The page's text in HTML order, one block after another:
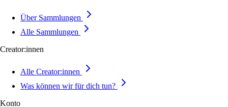
Über Sammlungen
Alle Sammlungen
Creator:innen
Alle Creator:innen
Was können wir für dich tun?
Konto